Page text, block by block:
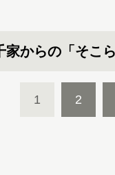
家からの「そこ
1 2